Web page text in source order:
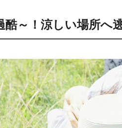
酷～！涼しい場所へ